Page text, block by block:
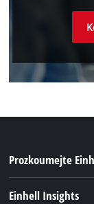
Prozkoumejte
Einhell Insights